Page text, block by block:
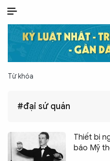
CHỐNG DIỄN BIẾN HÒA BÌNH
CÔNG AN TRONG LÒNG DÂN
Từ khóa
#đại sứ quán
Thiết bị
báo Mỹ